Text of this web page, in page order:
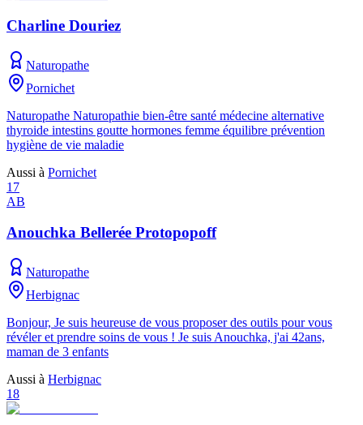
Charline Douriez
Naturopathe
Pornichet
Naturopathe Naturopathie bien-être santé médecine alternative
thyroide intestins goutte hormones femme équilibre prévention
hygiène de vie maladie
Aussi à Pornichet
17
AB
Anouchka Bellerée Protopopoff
Naturopathe
Herbignac
Bonjour, Je suis heureuse de vous proposer des outils pour vous
révéler et prendre soins de vous ! Je suis Anouchka, j'ai 42ans,
maman de 3 enfants
Aussi à Herbignac
18